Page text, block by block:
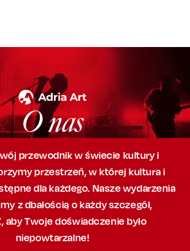
O nas
przewodnik w świecie kultury i
przestrzeń,w której kultura i
dla każdego. Nasze wydarzenia
z dbałością o każdy szczegół,
abyTwoje doświadczenie było
niepowtarzalne!